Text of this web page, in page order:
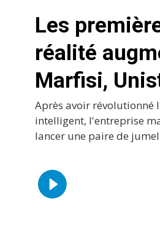
Les
réalité
Marfisi,
Après avoir révolutionné
intelligent, l'entreprise
lancer une paire de